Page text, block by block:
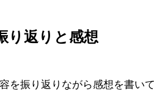
り返りと感想
を振り返りながら感想を書いて